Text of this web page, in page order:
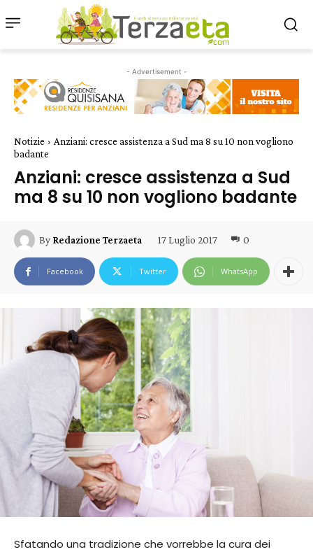
- Advertisement -
Notizie
Anziani: cresce assistenza a Sud ma 8 su 10 non vogliono
badante
Anziani: cresce assistenza a Sud
ma 8 su 10 non vogliono badante
By Redazione Terzaeta 17 Luglio 2017 0
Facebook Twitter WhatsApp
Sfatando una tradizione che vorrebbe la cura dei